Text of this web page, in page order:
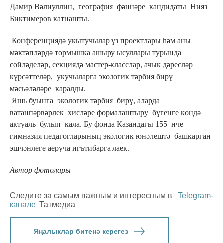
Дамир Вәлиуллин, география фәннәре кандидаты Нияз
Биктимеров катнашты.
Конференциядә укытучылар үз проектлары һәм аны
мәктәпләрдә тормышка ашыру ысуллары турында
сөйләделәр, секциядә мастер-класслар, ачык дәресләр
күрсәттеләр, укучыларга экологик тәрбия бирү
мәсьәләләре каралды.
Яшь буынга экологик тәрбия бирү, аларда
ватанпәрвәрлек хисләре формалаштыру бүгенге көндә
актуаль булып кала. Бу фонда Казандагы 155 нче
гимназия педагогларының экологик юнәлештә башкарган
эшчәнлеге аеруча игътибарга лаек.
Автор фотолары
Следите за самым важным и интересным в
Telegram-
канале Татмедиа
Яңалыклар битенә керегез